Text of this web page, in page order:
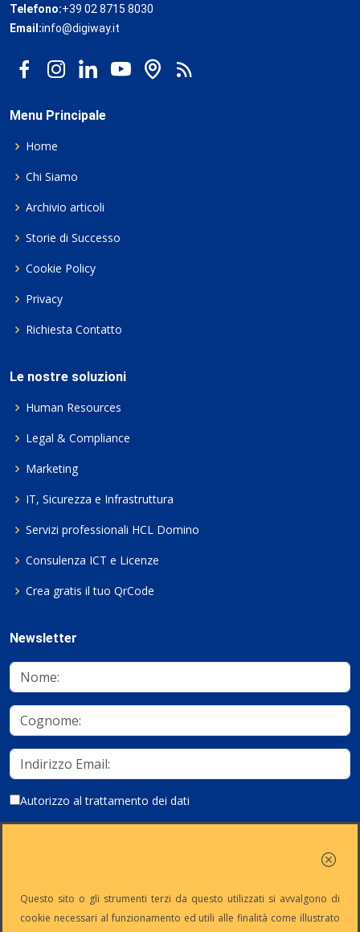
Telefono:+39 02 8715 8030
Email:info@digiway.it
Menu Principale
Home
Chi Siamo
Archivio articoli
Storie di Successo
Cookie Policy
Privacy
Richiesta Contatto
Le nostre soluzioni
Human Resources
Legal & Compliance
Marketing
IT, Sicurezza e Infrastruttura
Servizi professionali HCL Domino
Consulenza ICT e Licenze
Crea gratis il tuo QrCode
Newsletter
Autorizzo al trattamento dei dati
Questo sito o gli strumenti terzi da questo utilizzati si avvalgono di
cookie necessari al funzionamento ed utili alle finalità come illustrato